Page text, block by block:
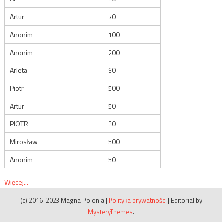
Artur
70
Anonim
100
Anonim
200
Arleta
90
Piotr
500
Artur
50
PIOTR
30
Mirosław
500
Anonim
50
Więcej...
(c) 2016-2023 Magna Polonia | Polityka prywatności | Editorial by
MysteryThemes.